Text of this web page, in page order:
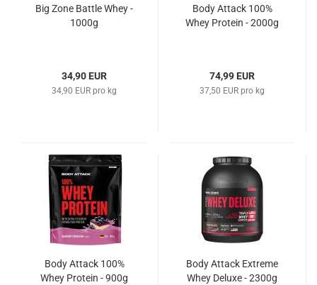
Big Zone Battle Whey -
1000g
34,90 EUR
34,90 EUR pro kg
Body Attack 100%
Whey Protein - 2000g
74,99 EUR
37,50 EUR pro kg
Body Attack 100%
Whey Protein - 900g
Body Attack Extreme
Whey Deluxe - 2300g